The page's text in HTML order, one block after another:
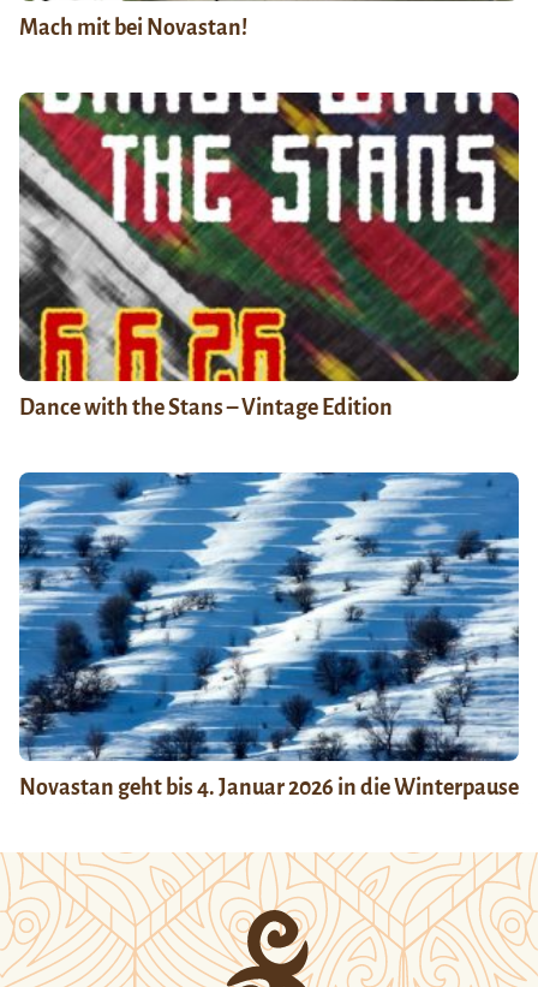
Mach mit bei Novastan!
Dance with the Stans – Vintage Edition
Novastan geht bis 4. Januar 2026 in die Winterpause